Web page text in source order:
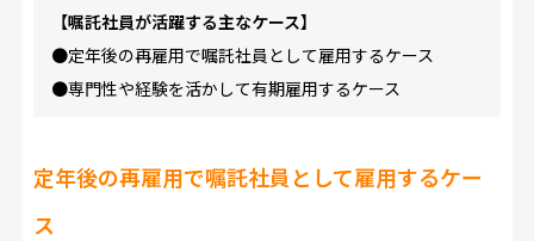
【嘱託社員が活躍する主なケース】
●定年後の再雇用で嘱託社員として雇用するケース
●専門性や経験を活かして有期雇用するケース
定年後の再雇用で嘱託社員として雇用するケー
ス